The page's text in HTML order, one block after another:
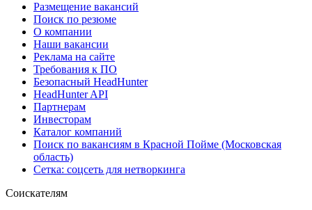
Размещение вакансий
Поиск по резюме
О компании
Наши вакансии
Реклама на сайте
Требования к ПО
Безопасный HeadHunter
HeadHunter API
Партнерам
Инвесторам
Каталог компаний
Поиск по вакансиям в Красной Пойме (Московская
область)
Сетка: соцсеть для нетворкинга
Соискателям